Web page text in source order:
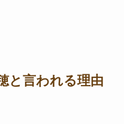
と言われる理由